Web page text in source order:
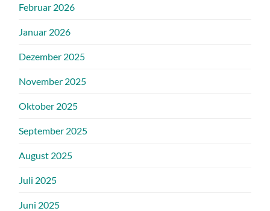
Februar 2026
Januar 2026
Dezember 2025
November 2025
Oktober 2025
September 2025
August 2025
Juli 2025
Juni 2025